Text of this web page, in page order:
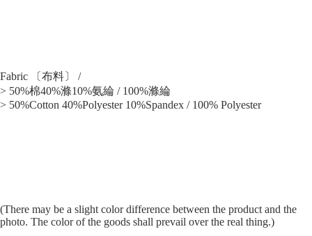
Fabric 〔布料〕 /
> 50%棉40%滌10%氨綸 / 100%滌綸
> 50%Cotton 40%Polyester 10%Spandex / 100% Polyester
(There may be a slight color difference between the product and the
photo. The color of the goods shall prevail over the real thing.)